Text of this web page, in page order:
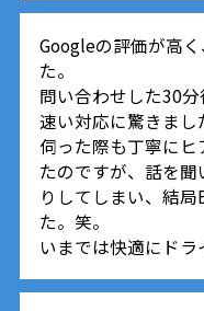
Googleの評価が高
た。
問い合わせした30
速い対応に驚きまし
伺った際も丁寧にヒ
たのですが、話を
りしてしまい、結
た。笑。
いまでは快適にドラ